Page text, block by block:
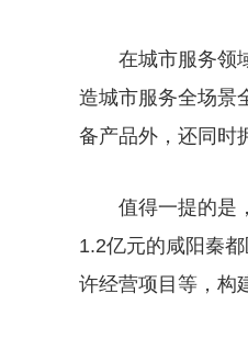
在城市服务领
造城市服务全场景
备产品外，还同时
值得一提的是
1.2亿元的咸阳秦
许经营项目等，构